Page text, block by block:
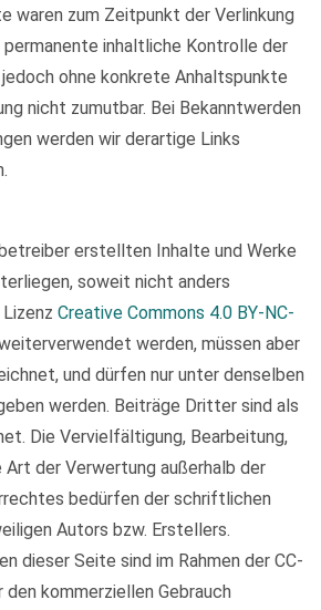
waren zum Zeitpunkt der Verlinkung
permanente inhaltliche Kontrolle der
ohne konkrete Anhaltspunkte
nicht zumutbar. Bei Bekanntwerden
werden wir derartige Links
erstellten Inhalte und Werke
soweit nicht anders
Creative Commons 4.0 BY-NC-
werden, müssen aber
und dürfen nur unter denselben
werden. Beiträge Dritter sind als
Die Vervielfältigung, Bearbeitung,
Art der Verwertung außerhalb der
bedürfen der schriftlichen
Autors bzw. Erstellers.
dieser Seite sind im Rahmen der CC-
den kommerziellen Gebrauch